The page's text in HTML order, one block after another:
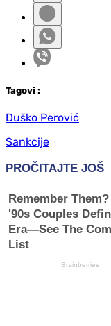
Tagovi :
Duško Perović
Sankcije